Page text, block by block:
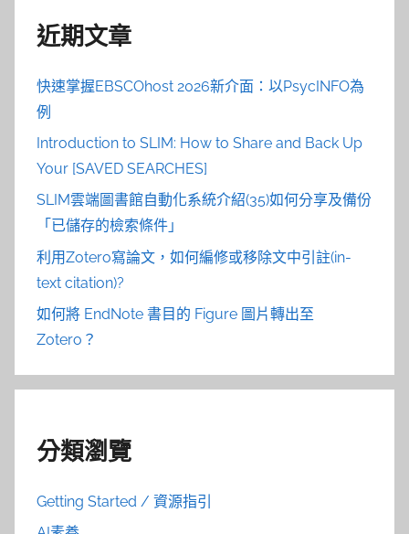
近期文章
快速掌握EBSCOhost 2026新介面：以PsycINFO為
例
Introduction to SLIM: How to Share and Back Up
Your [SAVED SEARCHES]
SLIM雲端圖書館自動化系統介紹(35)如何分享及備份
「已儲存的檢索條件」
利用Zotero寫論文，如何編修或移除文中引註(in-
text citation)?
如何將 EndNote 書目的 Figure 圖片轉出至
Zotero？
分類瀏覽
Getting Started / 資源指引